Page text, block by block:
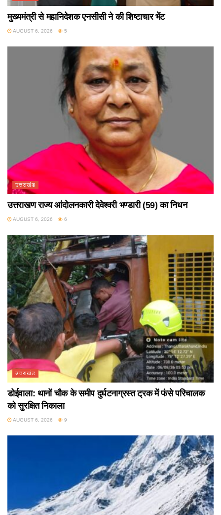
मुख्यमंत्री से महानिदेशक एनसीसी ने की शिष्टाचार भेंट
AUGUST 6, 2026 5
उत्तराखंड
उत्तराखण राज्य आंदोलनकारी देवेश्वरी भण्डारी (59) का निधन
AUGUST 6, 2026 6
उत्तराखंड
डोईवाला: थानों चौक के समीप दुर्घटनाग्रस्त ट्रक में फंसे परिचालक
को सुरक्षित निकाला
AUGUST 6, 2026 9